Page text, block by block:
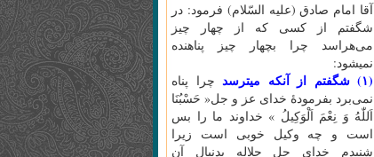
آقا امام صادق (عليه السّلام) فرمود: در
شگفتم از كسى كه از چهار چيز
مى‌هراسد چرا بچهار چيز پناهنده
نميشود:
(۱) شگفتم از آنكه ميترسد
چرا پناه
نمى‌برد بفرمودۀ خداى عز و جل« حَسْبُنَا
اَللّٰهُ‌ وَ نِعْمَ‌ اَلْوَكِيلُ‌ » خداوند ما را بس
است و چه وكيل خوبى است زيرا
شنيدم خداى جل جلاله بدنبال آن